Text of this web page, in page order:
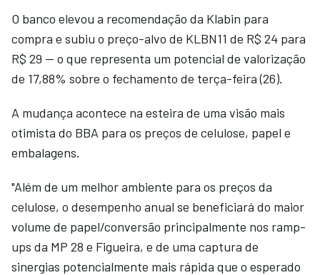
O banco elevou a recomendação da Klabin para
compra e subiu o preço-alvo de KLBN11 de R$ 24 para
R$ 29 — o que representa um potencial de valorização
de 17,88% sobre o fechamento de terça-feira (26).
A mudança acontece na esteira de uma visão mais
otimista do BBA para os preços de celulose, papel e
embalagens.
"Além de um melhor ambiente para os preços da
celulose, o desempenho anual se beneficiará do maior
volume de papel/conversão principalmente nos ramp-
ups da MP 28 e Figueira, e de uma captura de
sinergias potencialmente mais rápida que o esperado